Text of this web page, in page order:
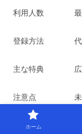
利用人数
登録方法
主な特典
注意点
ホーム